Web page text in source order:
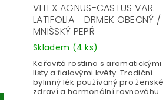
VITEX AGNUS-CASTUS VAR.
LATIFOLIA - DRMEK OBECNÝ /
MNIŠSKÝ PEPŘ
Skladem (4 ks)
Keřovitá rostlina s aromatickými
listy a fialovými květy. Tradiční
bylinný lék používaný pro ženské
zdraví a hormonální rovnováhu.